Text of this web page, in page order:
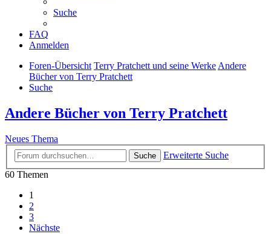
Suche
FAQ
Anmelden
Foren-Übersicht Terry Pratchett und seine WerkeAndere
Bücher von Terry Pratchett
Suche
Andere Bücher von Terry Pratchett
Neues Thema
Suche
Erweiterte Suche
60 Themen
1
2
3
Nächste